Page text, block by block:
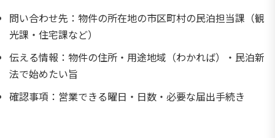
問い合わせ先：物件の所在地の市区町村の民泊担当課（観
光課・住宅課など）
伝える情報：物件の住所・用途地域（わかれば）・民泊新
法で始めたい旨
確認事項：営業できる曜日・日数・必要な届出手続き